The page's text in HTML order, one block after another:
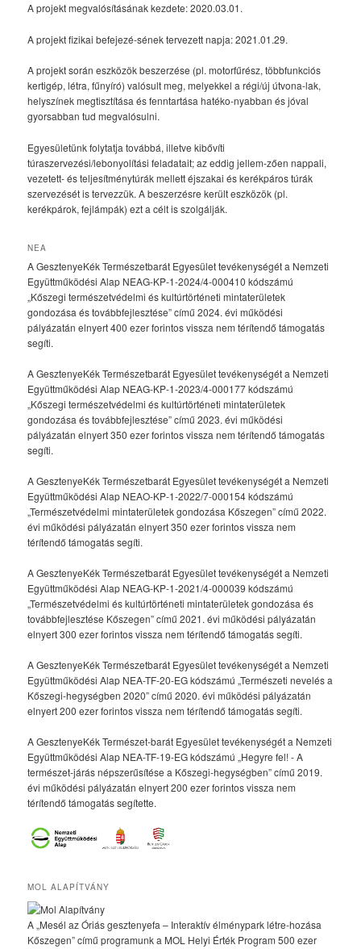
A projekt megvalósításának kezdete: 2020.03.01.
A projekt fizikai befejezé-sének tervezett napja: 2021.01.29.
A projekt során eszközök beszerzése (pl. motorfűrész, többfunkciós
kertigép, létra, fűnyíró) valósult meg, melyekkel a régi/új útvona-lak,
helyszínek megtisztítása és fenntartása hatéko-nyabban és jóval
gyorsabban tud megvalósulni.
Egyesületünk folytatja továbbá, illetve kibővíti
túraszervezési/lebonyolítási feladatait; az eddig jellem-zően nappali,
vezetett- és teljesítménytúrák mellett éjszakai és kerékpáros túrák
szervezését is tervezzük. A beszerzésre került eszközök (pl.
kerékpárok, fejlámpák) ezt a célt is szolgálják.
NEA
A GesztenyeKék Természetbarát Egyesület tevékenységét a Nemzeti
Együttműködési Alap NEAG-KP-1-2024/4-000410 kódszámú
„Kőszegi természetvédelmi és kultúrtörténeti mintaterületek
gondozása és továbbfejlesztése” című 2024. évi működési
pályázatán elnyert 400 ezer forintos vissza nem térítendő támogatás
segíti.
A GesztenyeKék Természetbarát Egyesület tevékenységét a Nemzeti
Együttműködési Alap NEAG-KP-1-2023/4-000177 kódszámú
„Kőszegi természetvédelmi és kultúrtörténeti mintaterületek
gondozása és továbbfejlesztése” című 2023. évi működési
pályázatán elnyert 350 ezer forintos vissza nem térítendő támogatás
segíti.
A GesztenyeKék Természetbarát Egyesület tevékenységét a Nemzeti
Együttműködési Alap NEAO-KP-1-2022/7-000154 kódszámú
„Természetvédelmi mintaterületek gondozása Kőszegen” című 2022.
évi működési pályázatán elnyert 350 ezer forintos vissza nem
térítendő támogatás segíti.
A GesztenyeKék Természetbarát Egyesület tevékenységét a Nemzeti
Együttműködési Alap NEAG-KP-1-2021/4-000039 kódszámú
„Természetvédelmi és kultúrtörténeti mintaterületek gondozása és
továbbfejlesztése Kőszegen” című 2021. évi működési pályázatán
elnyert 300 ezer forintos vissza nem térítendő támogatás segíti.
A GesztenyeKék Természetbarát Egyesület tevékenységét a Nemzeti
Együttműködési Alap NEA-TF-20-EG kódszámú „Természeti nevelés a
Kőszegi-hegységben 2020” című 2020. évi működési pályázatán
elnyert 200 ezer forintos vissza nem térítendő támogatás segíti.
A GesztenyeKék Természet-barát Egyesület tevékenységét a Nemzeti
Együttműködési Alap NEA-TF-19-EG kódszámú „Hegyre fel! - A
természet-járás népszerűsítése a Kőszegi-hegységben” című 2019.
évi működési pályázatán elnyert 200 ezer forintos vissza nem
térítendő támogatás segítette.
MOL ALAPÍTVÁNY
A „Mesél az Óriás gesztenyefa – Interaktív élménypark létre-hozása
Kőszegen” című programunk a MOL Helyi Érték Program 500 ezer